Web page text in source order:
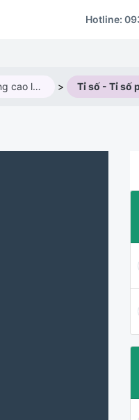
Hotline:
Toán cơ bản nâng cao lớp 6AV4 (2025 - 2026) > Tỉ số - Tỉ số